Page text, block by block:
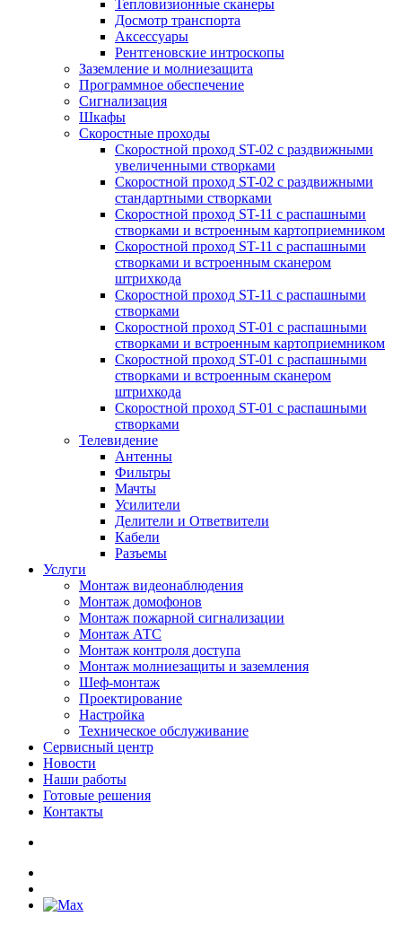
Тепловизионные сканеры
Досмотр транспорта
Аксессуары
Рентгеновские интроскопы
Заземление и молниезащита
Программное обеспечение
Сигнализация
Шкафы
Скоростные проходы
Скоростной проход ST-02 с раздвижными
увеличенными створками
Скоростной проход ST-02 с раздвижными
стандартными створками
Скоростной проход ST-11 с распашными
створками и встроенным картоприемником
Скоростной проход ST-11 с распашными
створками и встроенным сканером
штрихкода
Скоростной проход ST-11 с распашными
створками
Скоростной проход ST-01 с распашными
створками и встроенным картоприемником
Скоростной проход ST-01 с распашными
створками и встроенным сканером
штрихкода
Скоростной проход ST-01 с распашными
створками
Телевидение
Антенны
Фильтры
Мачты
Усилители
Делители и Ответвители
Кабели
Разъемы
Услуги
Монтаж видеонаблюдения
Монтаж домофонов
Монтаж пожарной сигнализации
Монтаж АТС
Монтаж контроля доступа
Монтаж молниезащиты и заземления
Шеф-монтаж
Проектирование
Настройка
Техническое обслуживание
Сервисный центр
Новости
Наши работы
Готовые решения
Контакты